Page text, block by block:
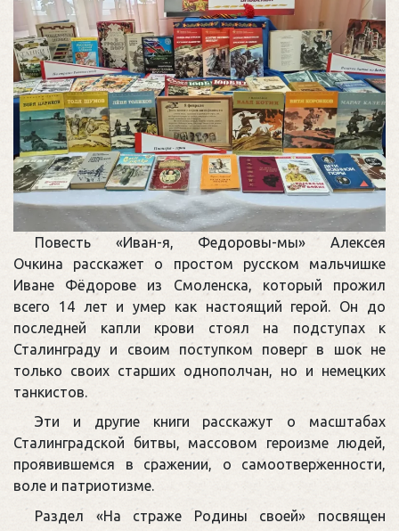
Повесть «Иван-я, Федоровы-мы» Алексея
Очкина расскажет о простом русском мальчишке
Иване Фёдорове из Смоленска, который прожил
всего 14 лет и умер как настоящий герой. Он до
последней капли крови стоял на подступах к
Сталинграду и своим поступком поверг в шок не
только своих старших однополчан, но и немецких
танкистов.
Эти и другие книги расскажут о масштабах
Сталинградской битвы, массовом героизме людей,
проявившемся в сражении, о самоотверженности,
воле и патриотизме.
Раздел «На страже Родины своей» посвящен